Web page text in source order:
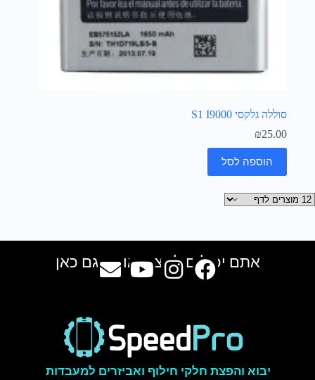
סוללה גלקסי S1 I9000
₪25.00
הוספה לסל
אתם יכולים למצוא אותנו גם כאן
יבוא והפצת חלקי חילוף ואביזרים למעבדות